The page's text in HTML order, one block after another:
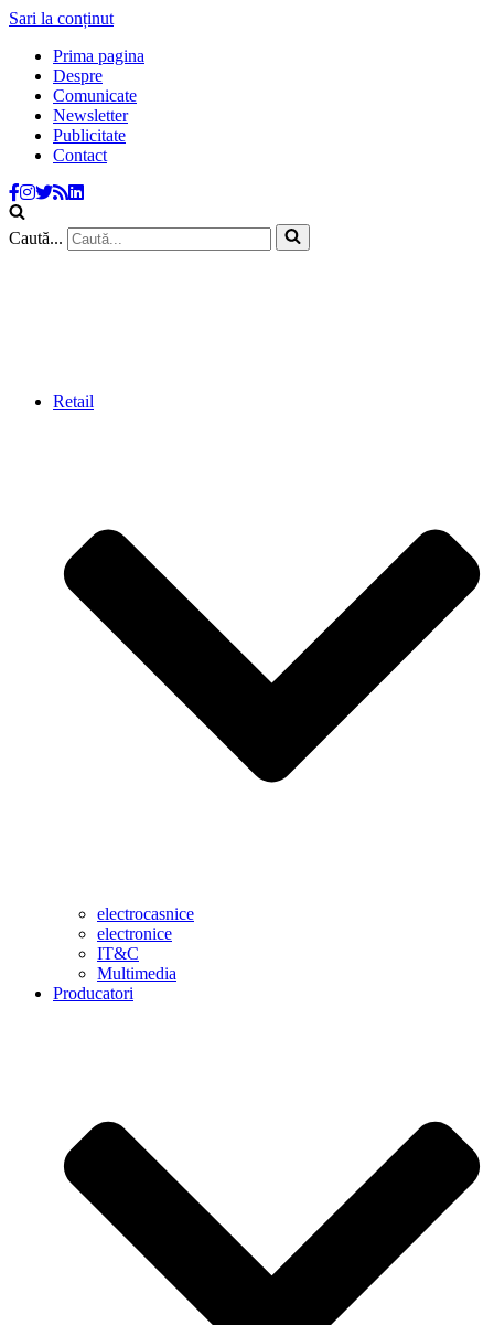
Sari la conținut
Prima pagina
Despre
Comunicate
Newsletter
Publicitate
Contact
Caută...
Retail
electrocasnice
electronice
IT&C
Multimedia
Producatori